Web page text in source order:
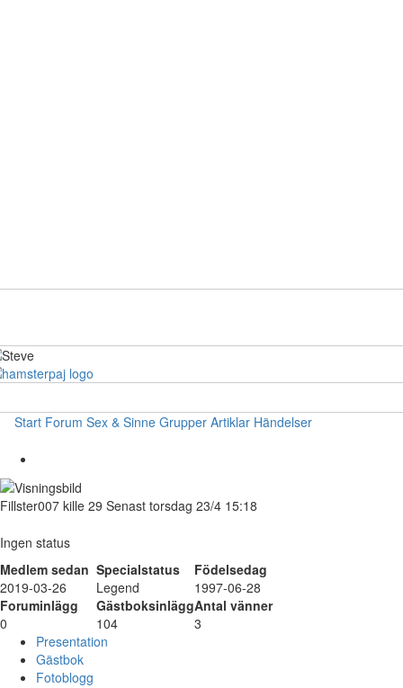
Start Forum Sex & Sinne Grupper Artiklar Händelser
Fillster007 kille 29 Senast torsdag 23/4 15:18
Ingen status
Medlem sedan Specialstatus
Födelsedag
2019-03-26
Legend
1997-06-28
Foruminlägg
GästboksinläggAntal vänner
0
104
3
Presentation
Gästbok
Fotoblogg